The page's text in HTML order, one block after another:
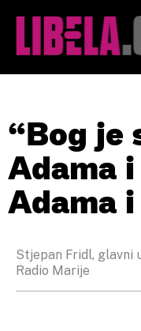
“Bog je
Adama
Adama
Stjepan Fridl, glavni
Radio Marije